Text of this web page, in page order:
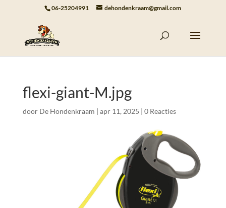
06-25204991 dehondenkraam@gmail.com
flexi-giant-M.jpg
door De Hondenkraam | apr 11, 2025 | 0 Reacties